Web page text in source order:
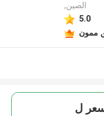
,الصين
5.0
ممون
ل